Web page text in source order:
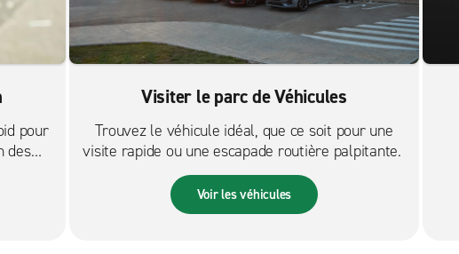
pour
des
Visiter le parc de Véhicules
Trouvez le véhicule idéal, que ce soit pour une
visite rapide ou une escapade routière palpitante.
Voir les véhicules